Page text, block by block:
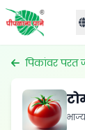
पिकांवर परत